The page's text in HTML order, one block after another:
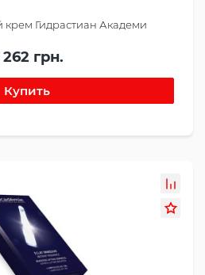
Гидрастиан Академи
262 грн.